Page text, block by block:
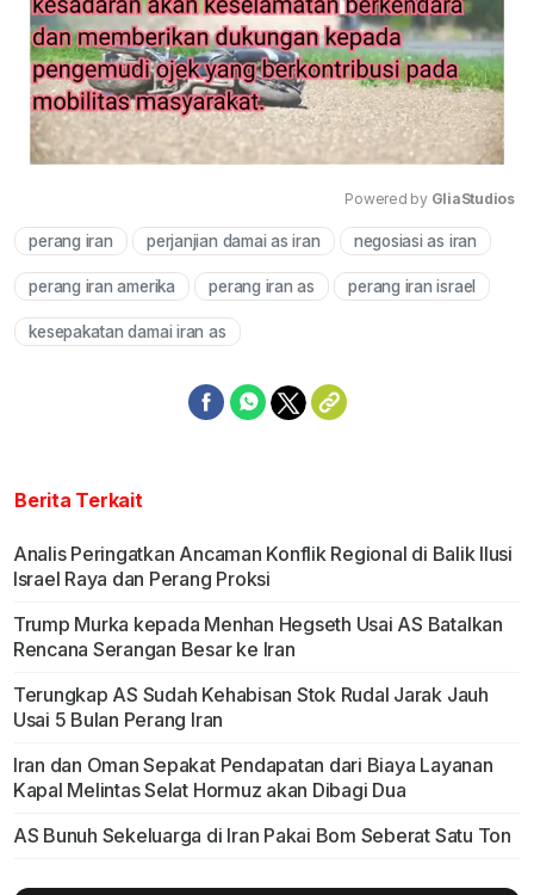
Mute
Powered by GliaStudios
perang iran perjanjian damai as iran negosiasi as iran
perang iran amerika perang iran as perang iran israel
kesepakatan damai iran as
Berita Terkait
Analis Peringatkan Ancaman Konflik Regional di Balik Ilusi
Israel Raya dan Perang Proksi
Trump Murka kepada Menhan Hegseth Usai AS Batalkan
Rencana Serangan Besar ke Iran
Terungkap AS Sudah Kehabisan Stok Rudal Jarak Jauh
Usai 5 Bulan Perang Iran
Iran dan Oman Sepakat Pendapatan dari Biaya Layanan
Kapal Melintas Selat Hormuz akan Dibagi Dua
AS Bunuh Sekeluarga di Iran Pakai Bom Seberat Satu Ton